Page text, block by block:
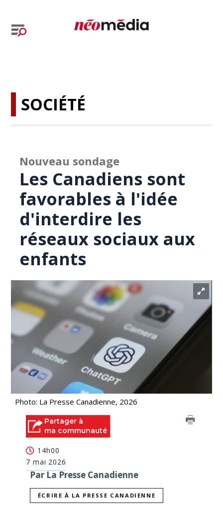
SOCIÉTÉ
Nouveau sondage
Les Canadiens sont
favorables à l'idée
d'interdire les
réseaux sociaux aux
enfants
Photo: La Presse Canadienne, 2026
Partager à
ma communauté
14h00
7 mai 2026
Par La Presse Canadienne
ÉCRIRE À LA PRESSE CANADIENNE